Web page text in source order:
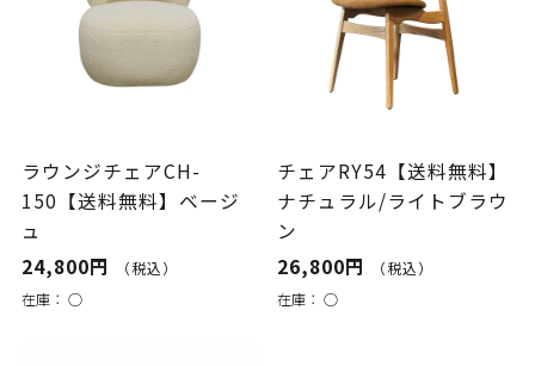
ラウンジチェアCH-
150【送料無料】ベージ
ュ
24,800円
（税込）
在庫： ○
チェアRY54【送料無料】
ナチュラル/ライトブラウ
ン
26,800円
（税込）
在庫：○